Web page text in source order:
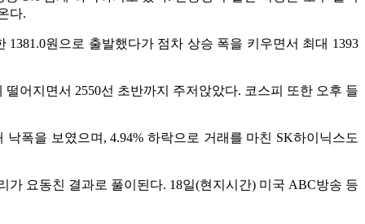
다.
원으로 출발했다가 점차 상승 폭을 키우면서 최대 1393
어지면서 2550선 초반까지 주저앉았다. 코스피 또한 오후 들
폭을 보였으며, 4.94% 하락으로 거래를 마친 SK하이닉스도
요동친 결과로 풀이된다. 18일(현지시간) 미국 ABC방송 등